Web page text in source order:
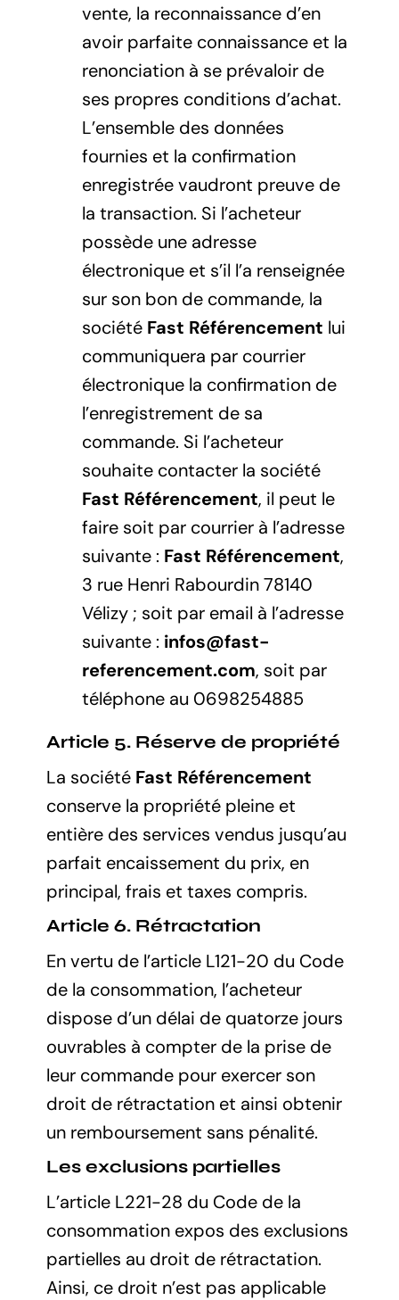
vente, la reconnaissance d’en
avoir parfaite connaissance et la
renonciation à se prévaloir de
ses propres conditions d’achat.
L’ensemble des données
fournies et la confirmation
enregistrée vaudront preuve de
la transaction. Si l’acheteur
possède une adresse
électronique et s’il l’a renseignée
sur son bon de commande, la
société Fast Référencement lui
communiquera par courrier
électronique la confirmation de
l’enregistrement de sa
commande. Si l’acheteur
souhaite contacter la société
Fast Référencement, il peut le
faire soit par courrier à l’adresse
suivante : Fast Référencement,
3 rue Henri Rabourdin 78140
Vélizy ; soit par email à l’adresse
suivante : infos@fast-
referencement.com, soit par
téléphone au 0698254885
Article 5. Réserve de propriété
La société Fast Référencement
conserve la propriété pleine et
entière des services vendus jusqu’au
parfait encaissement du prix, en
principal, frais et taxes compris.
Article 6. Rétractation
En vertu de l’article L121-20 du Code
de la consommation, l’acheteur
dispose d’un délai de quatorze jours
ouvrables à compter de la prise de
leur commande pour exercer son
droit de rétractation et ainsi obtenir
un remboursement sans pénalité.
Les exclusions partielles
L’article L221-28 du Code de la
consommation expos des exclusions
partielles au droit de rétractation.
Ainsi, ce droit n’est pas applicable